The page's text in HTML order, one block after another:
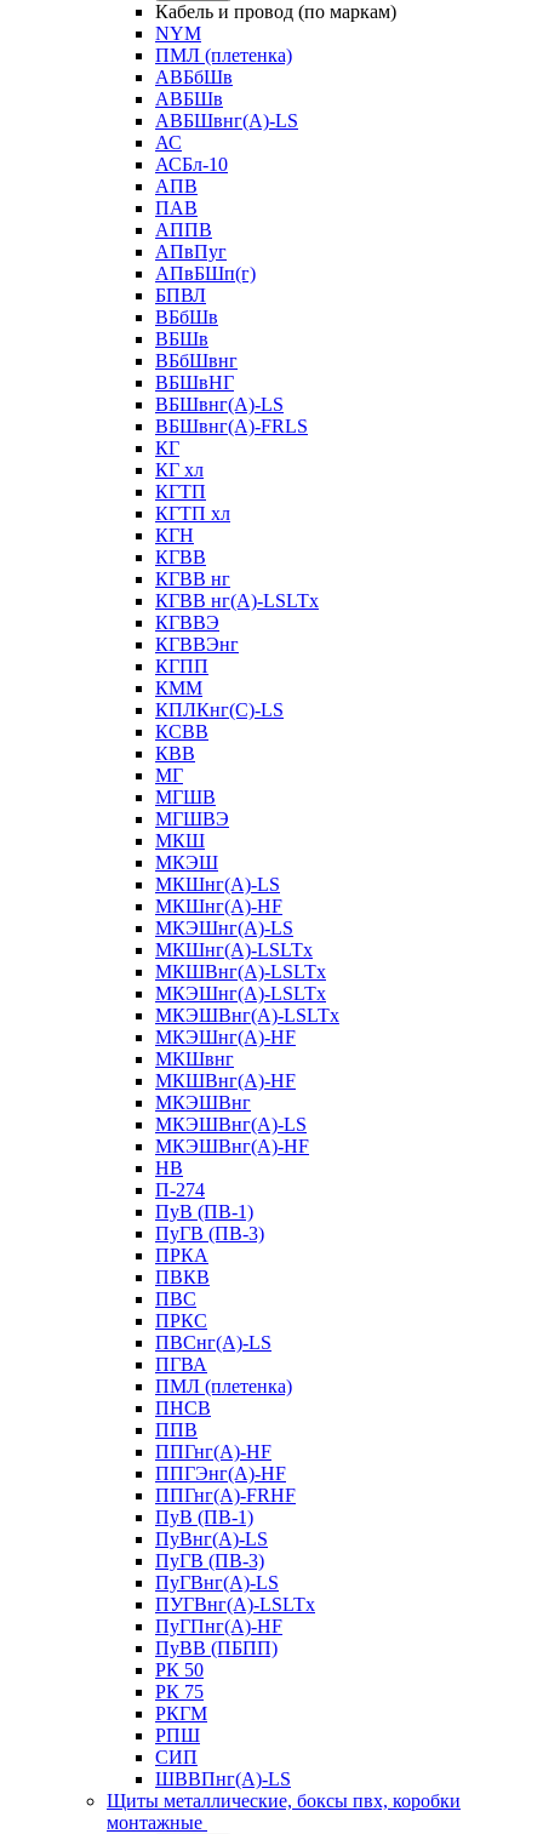
Кабель и провод (по маркам)
NYM
ПМЛ (плетенка)
АВБбШв
АВБШв
АВБШвнг(А)-LS
АС
АСБл-10
АПВ
ПАВ
АППВ
АПвПуг
АПвБШп(г)
БПВЛ
ВБбШв
ВБШв
ВБбШвнг
ВБШвНГ
ВБШвнг(А)-LS
ВБШвнг(А)-FRLS
КГ
КГ хл
КГТП
КГТП хл
КГН
КГВВ
КГВВ нг
КГВВ нг(А)-LSLTx
КГВВЭ
КГВВЭнг
КГПП
КММ
КПЛКнг(C)-LS
КСВВ
КВВ
МГ
МГШВ
МГШВЭ
МКШ
МКЭШ
МКШнг(А)-LS
МКШнг(А)-HF
МКЭШнг(А)-LS
МКШнг(А)-LSLTx
МКШВнг(A)-LSLTx
МКЭШнг(А)-LSLTx
МКЭШВнг(A)-LSLTx
МКЭШнг(А)-HF
МКШвнг
МКШВнг(А)-HF
МКЭШВнг
МКЭШВнг(А)-LS
МКЭШВнг(А)-HF
НВ
П-274
ПуВ (ПВ-1)
ПуГВ (ПВ-3)
ПРКА
ПВКВ
ПВС
ПРКС
ПВСнг(А)-LS
ПГВА
ПМЛ (плетенка)
ПНСВ
ППВ
ППГнг(А)-HF
ППГЭнг(А)-HF
ППГнг(А)-FRHF
ПуВ (ПВ-1)
ПуВнг(А)-LS
ПуГВ (ПВ-3)
ПуГВнг(А)-LS
ПУГВнг(А)-LSLTx
ПуГПнг(А)-HF
ПуВВ (ПБПП)
РК 50
РК 75
РКГМ
РПШ
СИП
ШВВПнг(А)-LS
Щиты металлические, боксы пвх, коробки
монтажные